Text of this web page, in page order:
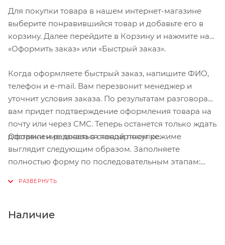
Для покупки товара в нашем интернет-магазине
выберите понравившийся товар и добавьте его в
корзину. Далее перейдите в Корзину и нажмите на
«Оформить заказ» или «Быстрый заказ».
Когда оформляете быстрый заказ, напишите ФИО,
телефон и e-mail. Вам перезвонит менеджер и
уточнит условия заказа. По результатам разговора
вам придет подтверждение оформления товара на
почту или через СМС. Теперь останется только ждать
доставки и радоваться новой покупке.
Оформление заказа в стандартном режиме
выглядит следующим образом. Заполняете
полностью форму по последовательным этапам:
Нажмите кнопку «Оформить заказ».
Наличие